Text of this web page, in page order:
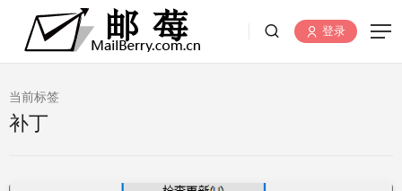
登录
当前标签
补丁